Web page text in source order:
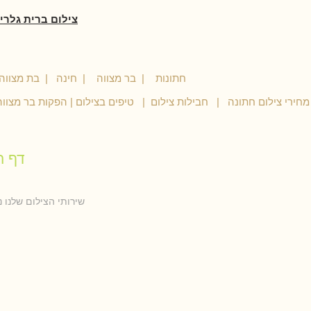
צילום ברית
חתונות | בר מצווה | חינה | בת
מחירי צילום חתונה
| חבילות צילום | טיפים בצילום | הפקות בר
דף
שירותי הצילום שלנו